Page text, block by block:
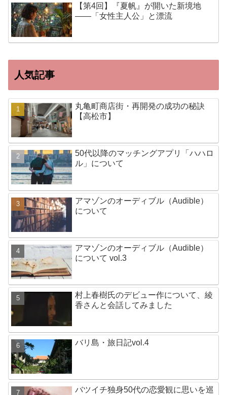
【第4回】『夏帆』が開いた新境地
——「女性主人公」と漂流
人気記事
丸亀町商店街・再開発の成功の秘訣
【高松市】
50代以降のマッチングアプリ「ハハロ
ル」について
アマゾンのオーディブル（Audible）
について
アマゾンのオーディブル（Audible）
について vol.3
村上春樹氏のデビュー作について、綾
香さんと会話してみました
バリ島・旅日記vol.4
バツイチ独身50代の恋愛観に思いを巡